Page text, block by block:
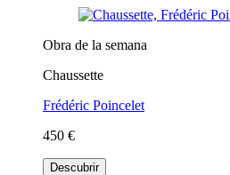
Obra de la semana
Chaussette
Frédéric Poincelet
450 €
Descubrir